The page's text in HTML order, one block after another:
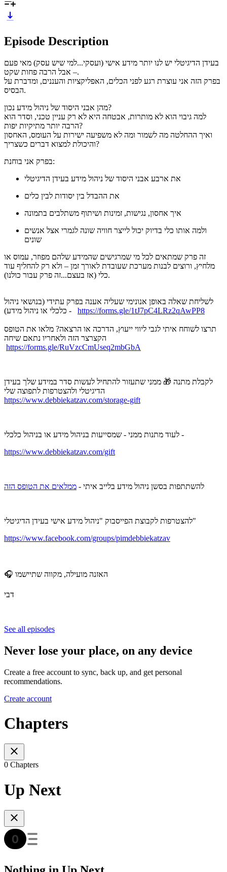
Episode Description
בעידן הדיגיטלי יש לנו יותר מידע אישי (ועסקי...למי שיש עסק) מאי פעם
– אבל הרבה פחות שקט.
בפרק הזה אני עוצרת רגע לפני הכלים, האפליקציות והעננים, ומדברת על
הבסיס.
מהן אבני היסוד של ניהול מידע נכון?
למה גיבוי הוא לא מותרות, אבטחה היא לא רק עניין טכני, וסדר הוא
הרבה יותר מתיקיות יפות?
ואיך ההחלטה מה לשמור ומה לא משפיעה ישירות על העומס, האחסון
והיכולת למצוא דברים כשצריך?
בפרק אני בוחנת:
את ארבע אבני היסוד של ניהול מידע בעידן הדיגיטלי
את ההבדל בין יסודות לבין כלים
איך אחסון, נגישות, זמינות ושיתוף משתלבים בתמונה
ולמה אותו כלי בדיוק יכול לייצר חוויה שונה לגמרי אצל אנשים
שונים
זה פרק שמתאים לכל מי שמרגישים שהמידע שלהם מפוזר, עמוס או
מלחיץ, ורוצים לבנות מערכת שעובדת לאורך זמן – ולא רק להחליף עוד
כלי (אז בעצם...זה פרק עבור כולנו).
לשליחת שאלה באופן אנונימי שעליה אענה בפרק עתידי (בנושאי ניהול
כלכלי או ניהול מידע) - https://forms.gle/1tJ7pC4LRz2qAwPP8
תרצו לשוחח איתי לגבי ליווי ייעוץ, הדרכה או הרצאה? מלאו את הטופס
הקצרצר הזה ולאחריו נתאם שיחה
https://forms.gle/RuVzcCmUseq2mbGbA
לקבלת מתנה 🎁 ממני שתעזור להתחיל לעשות סדר במידע שלך בעידן
הדיגיטלי ולהצטרפות לתפוצה שלי
https://www.debbiekatzav.com/storage-gift
לעוד מתנות ממני - שמסייעות בניהול מידע או בניהול כלכלי -
https://www.debbiekatzav.com/gift
להשתתפות בסשן ניהול מידע בלייב איתי - ממלאים את הטופס הזה
להצטרפות לקבוצת הפייסבוק "ניהול מידע אישי בעידן הדיגיטלי"
https://www.facebook.com/groups/pimdebbiekatzav
🎧 האזנה מועילה, מקווה שתיישמו
דבי
See all episodes
Never lose your place, on any device
Create a free account to sync, back up, and get personal
recommendations.
Create account
Chapters
0 Chapters
Up Next